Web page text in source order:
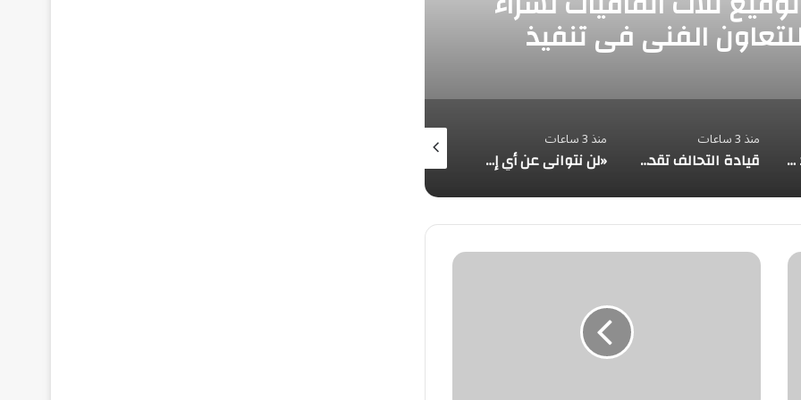
الفني في تنفيذ
الشمسية في سوريا
التحالف: إصابة عدد (11) من المدنيين بمنطقة نجران نتيجة اعتداءات إرهابية حوثية
منذ 3 ساعات
قيادة التحالف تقدم التعازي في شهداء القوات المسلحة اليمنية الأبطال نتيجة الهجوم الحوثي الغادر
منذ 3 ساعات
«لن نتوانى عن أي إجراء».. مصدر سعودي مسؤول: تقارير استخباراتية عن تنسيق مليشياوي بإشراف الحرس الثوري للاعتداء على المملكة
منذ 3 ساعات
محلل